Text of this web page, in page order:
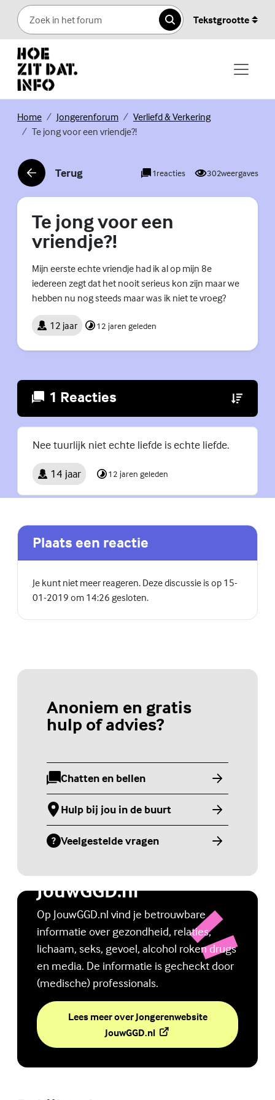
Skip to content
Zoeken
Tekstgrootte
Home(Externe link)
Jongerenforum(Externe link)
Verliefd & Verkering(Externe link)
Te jong voor een vriendje?!
Terug
(Externe link) 1reacties 302weergaves
Te jong voor een
vriendje?!
Mijn eerste echte vriendje had ik al op mijn 8e
iedereen zegt dat het nooit serieus kon zijn maar we
hebben nu nog steeds maar was ik niet te vroeg?
12 jaar 12 jaren geleden
1 Reacties (Externe
Nee tuurlijk niet echte liefde is echte liefde.
14 jaar 12 jaren geleden
Plaats een reactie
Je kunt niet meer reageren. Deze discussie is op 15-
01-2019 om 14:26 gesloten.
Anoniem en gratis
hulp of advies?
Chatten en bellen
(Externe link)
Hulp bij jou in de buurt
(Externe link)
Veelgestelde vragen
(Externe link)
Jongerenwebsite
JouwGGD.nl
Op JouwGGD.nl vind je betrouwbare
informatie over gezondheid, relaties,
lichaam, seks, gevoel, alcohol roken drugs
en media. De informatie is gecheckt door
(medische) professionals.
Lees meer over Jongerenwebsite
JouwGGD.nl(Externe link)